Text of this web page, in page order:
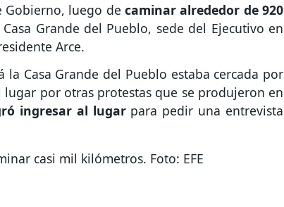
Gobierno, luego de caminar alrededor de 920
Grande del Pueblo, sede del Ejecutivo en
Arce.
Casa Grande del Pueblo estaba cercada por
por otras protestas que se produjeron en
ingresar al lugar para pedir una entrevista